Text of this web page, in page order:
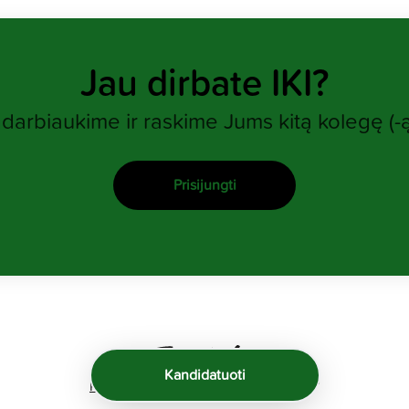
Kandidatuoti
Jau dirbate IKI?
ir raskime Jums kitą kolegę (-
Prisijungti
Pareiškėjų sekimo sistema „Teamtailor“